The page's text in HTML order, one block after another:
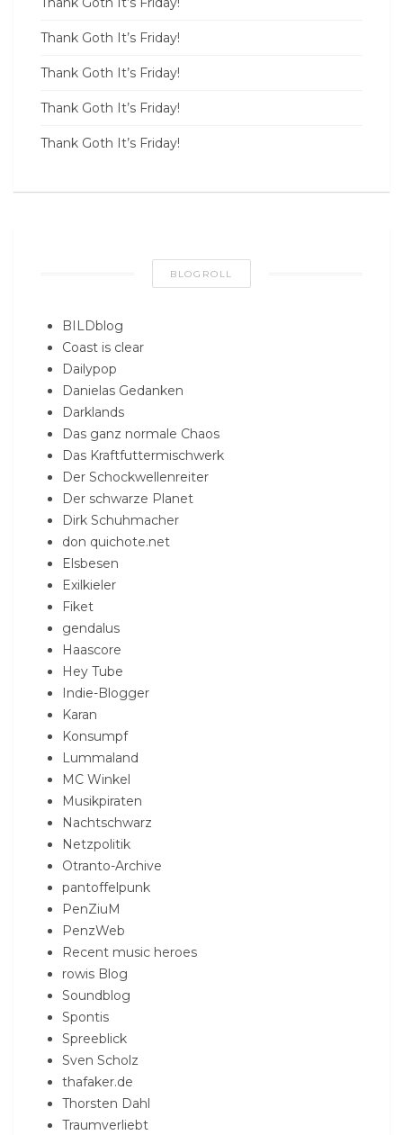
Thank Goth It’s Friday!
Thank Goth It’s Friday!
Thank Goth It’s Friday!
Thank Goth It’s Friday!
BLOGROLL
BILDblog
Coast is clear
Dailypop
Danielas Gedanken
Darklands
Das ganz normale Chaos
Das Kraftfuttermischwerk
Der Schockwellenreiter
Der schwarze Planet
Dirk Schuhmacher
don quichote.net
Elsbesen
Exilkieler
Fiket
gendalus
Haascore
Hey Tube
Indie-Blogger
Karan
Konsumpf
Lummaland
MC Winkel
Musikpiraten
Nachtschwarz
Netzpolitik
Otranto-Archive
pantoffelpunk
PenZiuM
PenzWeb
Recent music heroes
rowis Blog
Soundblog
Spontis
Spreeblick
Sven Scholz
thafaker.de
Thorsten Dahl
Traumverliebt